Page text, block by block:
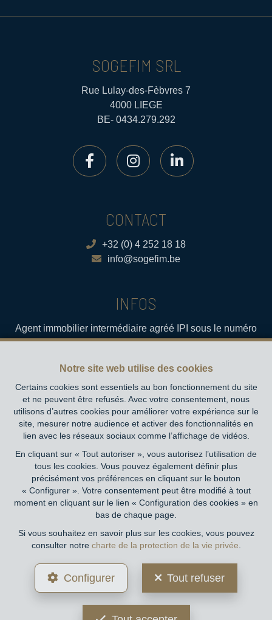
Notre site web utilise des cookies
Certains cookies sont essentiels au bon fonctionnement du site
et ne peuvent être refusés. Avec votre consentement, nous
utilisons d’autres cookies pour améliorer votre expérience sur le
site, mesurer notre audience et activer des fonctionnalités en
lien avec les réseaux sociaux comme l’affichage de vidéos.
En cliquant sur « Tout autoriser », vous autorisez l’utilisation de
tous les cookies. Vous pouvez également définir plus
précisément vos préférences en cliquant sur le bouton
« Configurer ». Votre consentement peut être modifié à tout
moment en cliquant sur le lien « Configuration des cookies » en
bas de chaque page.
Si vous souhaitez en savoir plus sur les cookies, vous pouvez
consulter notre charte de la protection de la vie privée
Configurer Tout refuser
SOGEFIM SRL
Rue Lulay-des-Fèbvres 7
4000 LIEGE
BE- 0434.279.292
CONTACT
+32 (0) 4 252 18 18
info@sogefim.be
INFOS
Agent immobilier intermédiaire agréé IPI sous le numéro
502.723 en Belgique- Instance de contrôle: Institut
16B, 1000 Bruxelles (+32 2 505 38 50 - info@ipi.be) -
Soumis aucode déontologique de l’ IPI
RC professionnelle et cautionnement via AXA Belgium SA,
Place du Trône 1, 1000 Bruxelles – police n° 730.390.160.
Couverture valable pour les activités réalisées en Belgique
Conditions générales d'utilisation du site
Charte de la protection de la vie privée
POWERED BY
WEBULOUS.IMMO